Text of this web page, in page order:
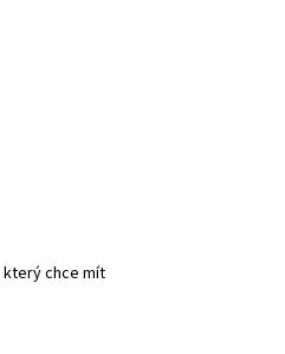
chce mít